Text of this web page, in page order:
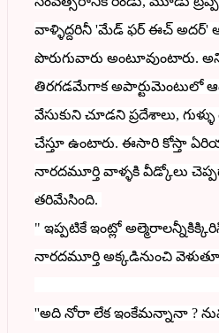
వాళ్ళిద్దరినీ 'మేడ్ ఫర్ ఈచ్ అదర్'
పొరుగువారు అంటూవుంటారు.
తిరగడమేగాకఅపార్టుమెంటులో
వేసుకుని చూడని ప్రదేశాలు,
చేస్తూ ఉంటారు. ఈసారి కోస్తా
నారదమూర్తి వాళ్ళకి వీడ్కోలు
తరిమేసింది.
" ఇప్పటికేఇంట్లో
నారదమూర్తి అక్కడినుంచి వెళుతూ
* * *
''అది నోరా లేక ఇంకేమన్నానా ?